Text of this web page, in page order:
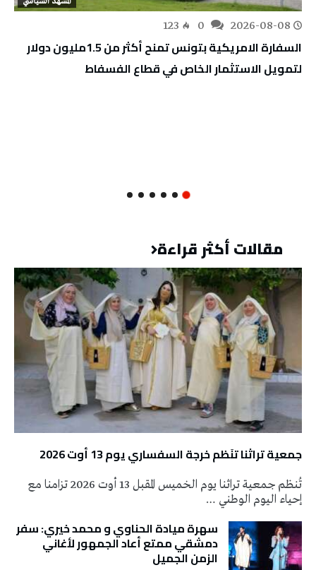
2026-08-08
123
السفارة الامريكية بتونس تمنح أكثر من 1.5مليون دولار
لتمويل الاستثمار الخاص في قطاع الفسفاط
مقالات أكثر قراءة
جمعية تراثنا تنَظم خرجة السفساري يوم 13 أوت 2026
تُنظم جمعية تراثنا يوم الخميس المقبل 13 أوت 2026 تزامنا مع
إحياء اليوم الوطني …
سهرة ميادة الحناوي و محمد خيري: سفر
دمشقي ممتع أعاد الجمهور لأغاني
الزمن الجميل